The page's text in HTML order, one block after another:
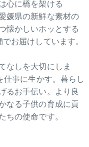
心に橋を架ける
媛県の新鮮な素材の
懐かしいホッとする
お届けしています。
なしを大切にしま
事に生かす。暮らし
るお手伝い。より良
なる子供の育成に貢
ちの使命です。